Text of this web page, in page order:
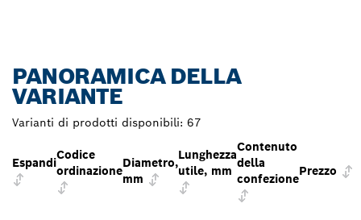
PANORAMICA DELLA
VARIANTE
Varianti di prodotti disponibili: 67
Espandi
Codice
ordinazione
Diametro,
mm
Lunghezza
utile, mm
Contenuto
della
confezione
Prezzo